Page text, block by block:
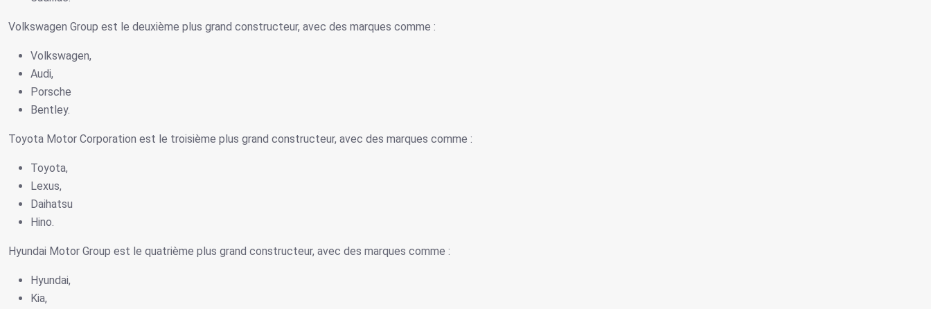
Volkswagen Group est le deuxième plus grand constructeur, avec des marques comme :
Volkswagen,
Audi,
Porsche
Bentley.
Toyota Motor Corporation est le troisième plus grand constructeur, avec des marques comme :
Toyota,
Lexus,
Daihatsu
Hino.
Hyundai Motor Group est le quatrième plus grand constructeur, avec des marques comme :
Hyundai,
Kia,